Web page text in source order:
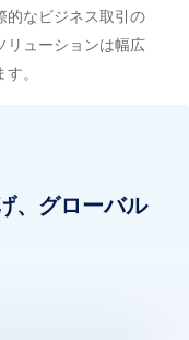
的なビジネス取引の
リューションは幅広
。
、グローバル